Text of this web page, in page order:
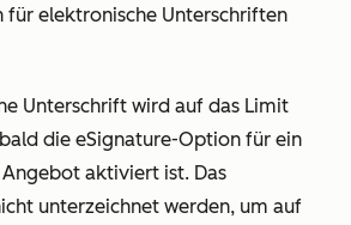
für elektronische Unterschriften
Unterschrift wird auf das Limit
die eSignature-Option für ein
aktiviert ist. Das
unterzeichnet werden, um auf